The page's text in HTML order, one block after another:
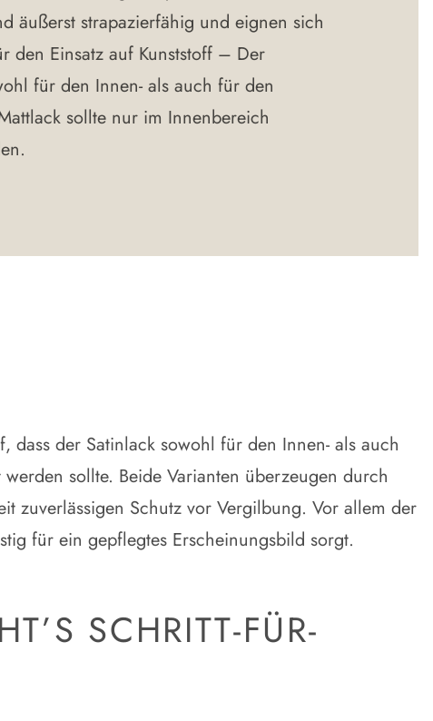
äußerst strapazierfähig und eignen sich
den Einsatz auf Kunststoff – Der
für den Innen- als auch für den
sollte nur im Innenbereich
dass der Satinlack sowohl für den Innen- als auch
sollte. Beide Varianten überzeugen durch
zuverlässigen Schutz vor Vergilbung. Vor allem der
für ein gepflegtes Erscheinungsbild sorgt.
SCHRITT-FÜR-